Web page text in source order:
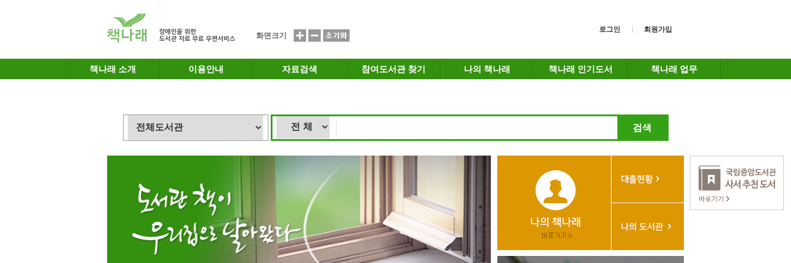
화면크기
로그인 회원가입
책나래 소개 이용안내 자료검색 참여도서관 찾기 나의 책나래 책나래 인기도서 책나래 업무
검색